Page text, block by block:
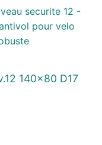
140×80 D17